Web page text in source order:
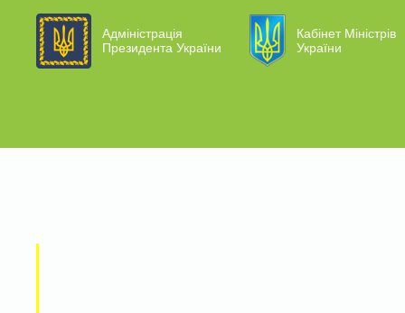
Адміністрація
Президента України
Кабінет Міністрів
України